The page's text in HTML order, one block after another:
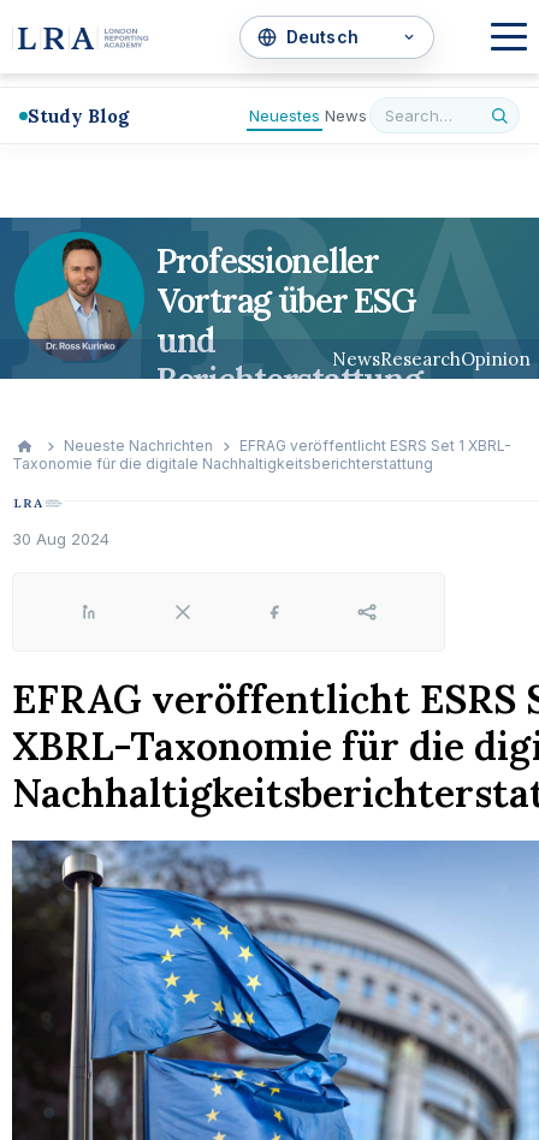
Study Blog Neuestes News
Professioneller
Vortrag über ESG
und
Berichterstattung
NewsResearchOpinion
LRA
Neueste Nachrichten
EFRAG veröffentlicht ESRS Set 1 XBRL-
Taxonomie für die digitale Nachhaltigkeitsberichterstattung
30 Aug 2024
LinkedIn X Facebook Share
EFRAG veröffentlicht ESRS
XBRL-Taxonomie für die